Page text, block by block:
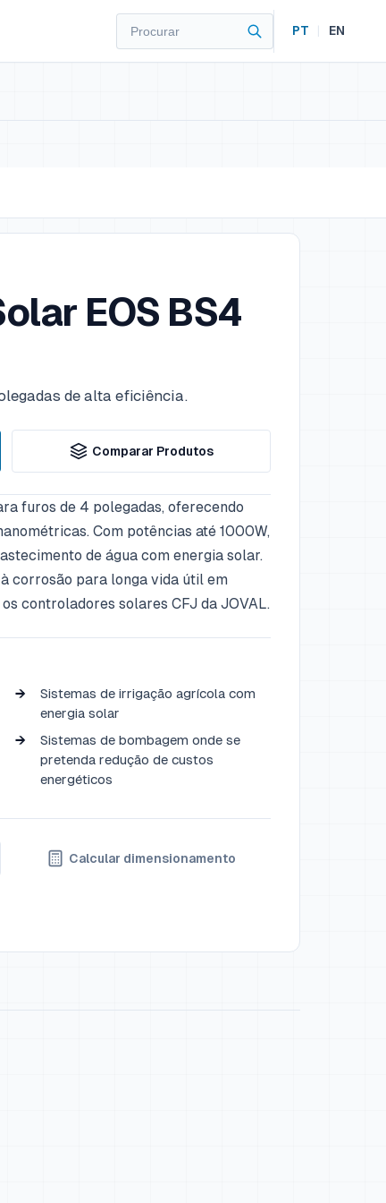
PT EN
EOS BS4
de alta eficiência.
Comparar Produtos
furos de 4 polegadas, oferecendo
Com potências até 1000W,
de água com energia solar.
corrosão para longa vida útil em
controladores solares CFJ da JOVAL.
Sistemas de irrigação agrícola com
energia solar
Sistemas de bombagem onde se
pretenda redução de custos
energéticos
Calcular dimensionamento